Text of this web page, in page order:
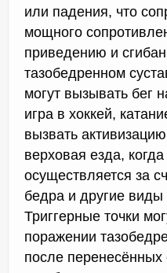
или падения, что
мощного
приведению и
тазобедренном
могут вызывать бег
игра в хоккей,
вызвать
верховая езда,
осуществляется за
бедра и другие виды
Триггерные точки
поражении
после перенесённых